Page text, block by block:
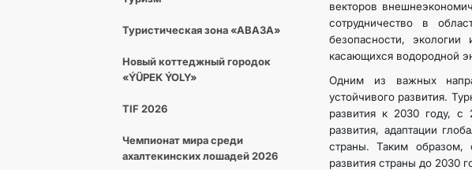
Туристическая зона «АВАЗА»
Новый коттеджный городок
«ÝÜPEK ÝOLY»
TIF 2026
Чемпионат мира среди
ахалтекинских лошадей 2026
векторов
сотрудничество в
безопасности,
касающихся водородной
Одним из важных
устойчивого развития.
развития к 2030 году, с
развития, адаптации
страны. Таким образом,
развития страны до 2030